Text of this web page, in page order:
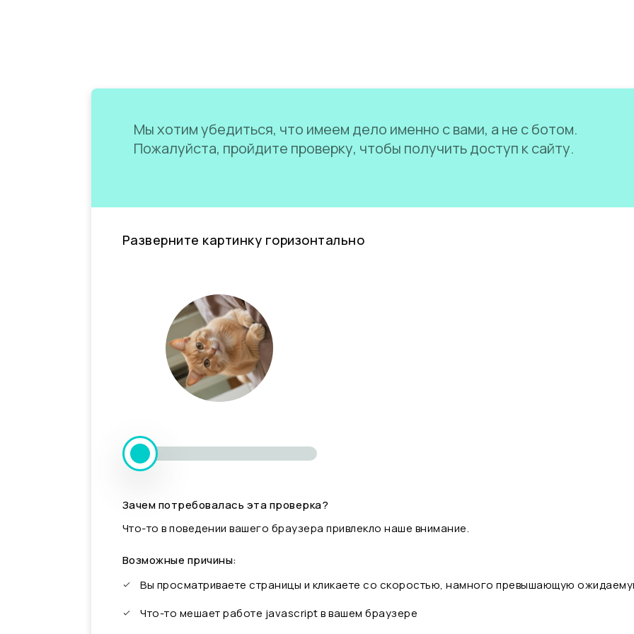
Мы хотим убедиться, что имеем дело именно с вами, а не с ботом.
Пожалуйста, пройдите проверку, чтобы получить доступ к сайту.
Разверните картинку горизонтально
Зачем потребовалась эта проверка?
Что-то в поведении вашего браузера привлекло наше внимание.
Возможные причины:
Вы просматриваете страницы и кликаете со скоростью, намного превышающую
Что-то мешает работе javascript в вашем браузере